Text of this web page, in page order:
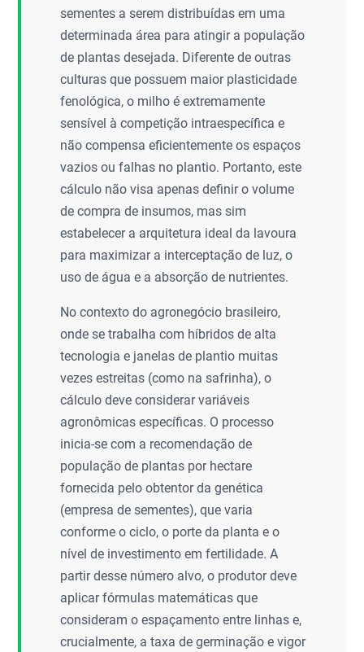
sementes a serem distribuídas em uma
determinada área para atingir a população
de plantas desejada. Diferente de outras
culturas que possuem maior plasticidade
fenológica, o milho é extremamente
sensível à competição intraespecífica e
não compensa eficientemente os espaços
vazios ou falhas no plantio. Portanto, este
cálculo não visa apenas definir o volume
de compra de insumos, mas sim
estabelecer a arquitetura ideal da lavoura
para maximizar a interceptação de luz, o
uso de água e a absorção de nutrientes.
No contexto do agronegócio brasileiro,
onde se trabalha com híbridos de alta
tecnologia e janelas de plantio muitas
vezes estreitas (como na safrinha), o
cálculo deve considerar variáveis
agronômicas específicas. O processo
inicia-se com a recomendação de
população de plantas por hectare
fornecida pelo obtentor da genética
(empresa de sementes), que varia
conforme o ciclo, o porte da planta e o
nível de investimento em fertilidade. A
partir desse número alvo, o produtor deve
aplicar fórmulas matemáticas que
consideram o espaçamento entre linhas e,
crucialmente, a taxa de germinação e vigor